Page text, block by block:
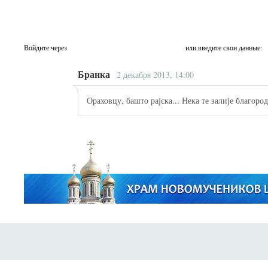
Войдите через или введите свои данные:
Бранка 2 декабря 2013, 14:00
Ораховцу, башто рајска... Нека те залије